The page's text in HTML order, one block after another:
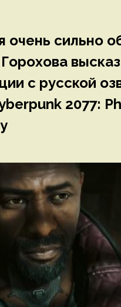
очень сильно
с русской
2077: